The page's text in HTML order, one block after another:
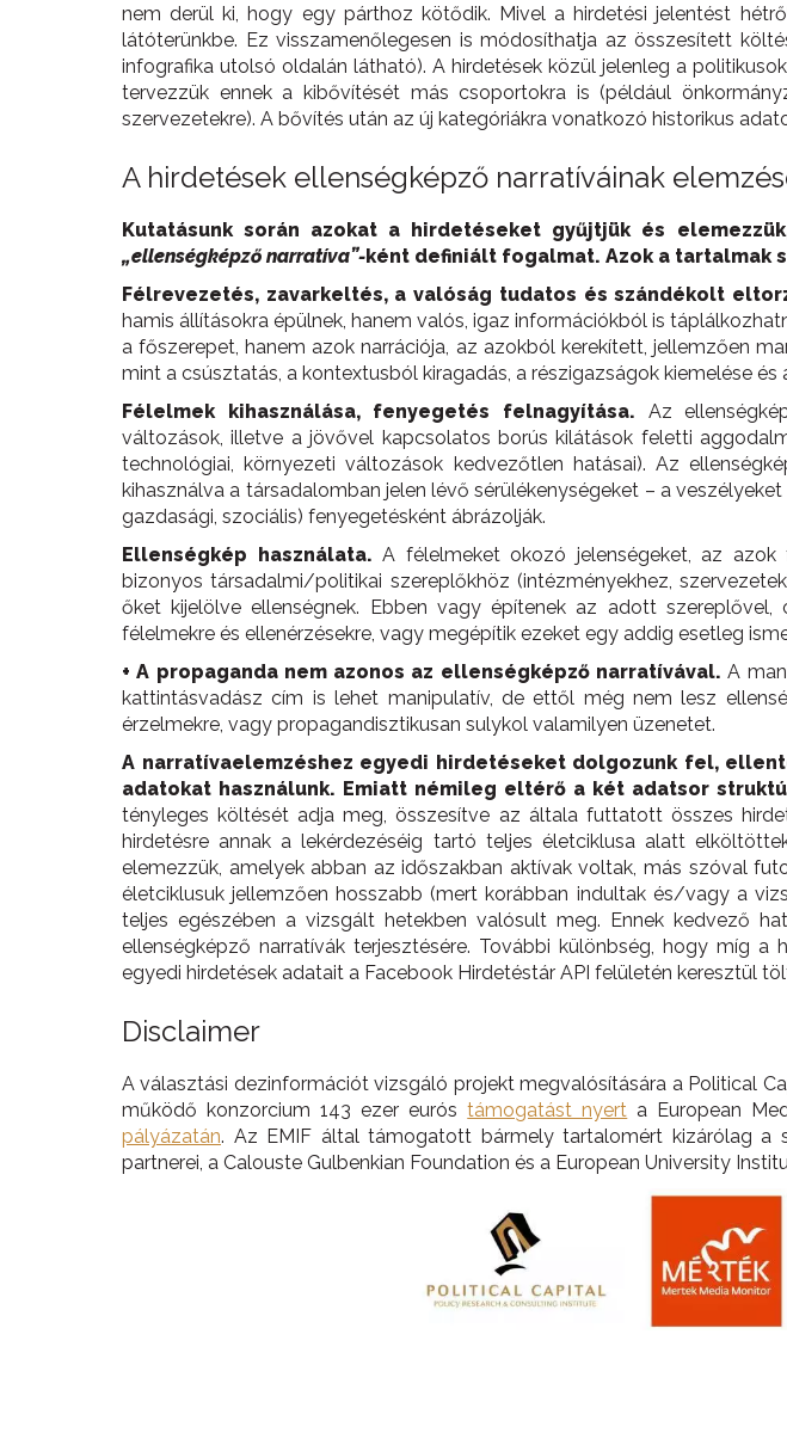
nem derül ki, hogy egy párthoz kötődik. Mivel a hirdetési jelentést
látóterünkbe. Ez visszamenőlegesen is módosíthatja az összesített
infografika utolsó oldalán látható). A hirdetések közül jelenleg a
tervezzük ennek a kibővítését más csoportokra is (például
szervezetekre). A bővítés után az új kategóriákra vonatkozó historikus
A hirdetések ellenségképző narratíváinak
Kutatásunk során azokat a hirdetéseket gyűjtjük és
„ellenségképző narratíva”-ként definiált fogalmat. Azok a tartalmak
Félrevezetés, zavarkeltés, a valóság tudatos és szándékolt
hamis állításokra épülnek, hanem valós, igaz információkból is
a főszerepet, hanem azok narrációja, az azokból kerekített, jellemzően
mint a csúsztatás, a kontextusból kiragadás, a részigazságok kiemelése
Félelmek kihasználása, fenyegetés felnagyítása. Az
változások, illetve a jövővel kapcsolatos borús kilátások feletti
technológiai, környezeti változások kedvezőtlen hatásai). Az
kihasználva a társadalomban jelen lévő sérülékenységeket – a
gazdasági, szociális) fenyegetésként ábrázolják.
Ellenségkép használata.A félelmeket okozó jelenségeket, az
bizonyos társadalmi/politikai szereplőkhöz (intézményekhez,
őket kijelölve ellenségnek. Ebben vagy építenek az adott szereplővel,
félelmekre és ellenérzésekre, vagy megépítik ezeket egy addig esetleg
+ A propaganda nem azonos az ellenségképző narratívával.A
kattintásvadász cím is lehet manipulatív, de ettől még nem lesz
érzelmekre, vagy propagandisztikusan sulykol valamilyen üzenetet.
A narratívaelemzéshez egyedi hirdetéseket dolgozunk fel,
adatokat használunk. Emiatt némileg eltérő a két adatsor
tényleges költését adja meg, összesítve az általa futtatott összes
hirdetésre annak a lekérdezéséig tartó teljes életciklusa alatt
elemezzük, amelyek abban az időszakban aktívak voltak, más szóval
életciklusuk jellemzően hosszabb (mert korábban indultak és/vagy a
teljes egészében a vizsgált hetekben valósult meg. Ennek kedvező
ellenségképző narratívák terjesztésére. További különbség, hogy míg
egyedi hirdetések adatait a Facebook Hirdetéstár API felületén keresztül
Disclaimer
A választási dezinformációt vizsgáló projekt megvalósítására a Political
működő konzorcium 143 ezer euróstámogatást nyert a European
pályázatán. Az EMIF által támogatott bármely tartalomért kizárólag a
partnerei, a Calouste Gulbenkian Foundation és a European University